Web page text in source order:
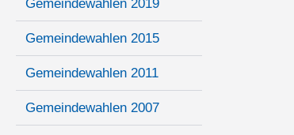
Gemeindewahlen 2019
Gemeindewahlen 2015
Gemeindewahlen 2011
Gemeindewahlen 2007